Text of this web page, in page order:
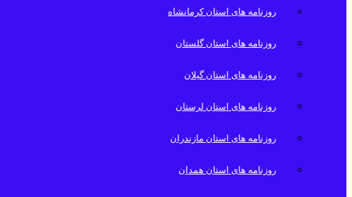
روزنامه های استان کرمانشاه
روزنامه های استان گلستان
روزنامه های استان گیلان
روزنامه های استان لرستان
روزنامه های استان مازندران
روزنامه های استان همدان